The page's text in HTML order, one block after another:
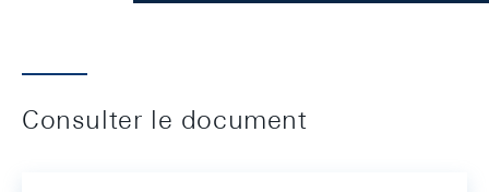
Consulter le document